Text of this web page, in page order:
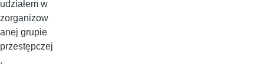
udziałem w
zorganizow
anej grupie
przestępczej
.